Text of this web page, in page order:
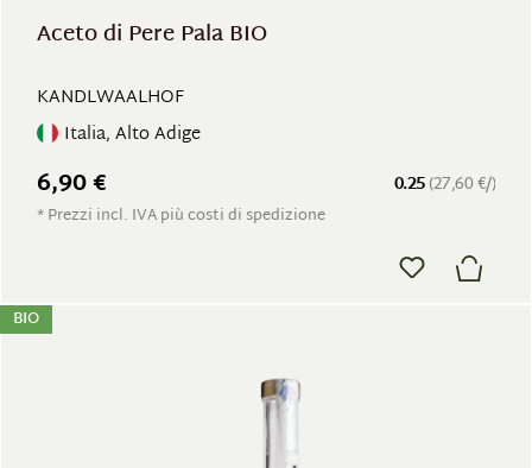
Aceto di Pere Pala BIO
KANDLWAALHOF
Italia, Alto Adige
0.25(27,60 €/)
6,90 €
* Prezzi incl. IVA più costi di spedizione
BIO